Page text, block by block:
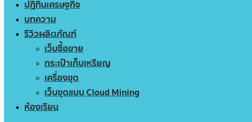
ปฏิทินเศรษฐกิจ
บทความ
รีวิวผลิตภัณฑ์
เว็บซื้อขาย
กระเป๋าเก็บเหรียญ
เครื่องขุด
เว็บขุดแบบ Cloud Mining
ห้องเรียน